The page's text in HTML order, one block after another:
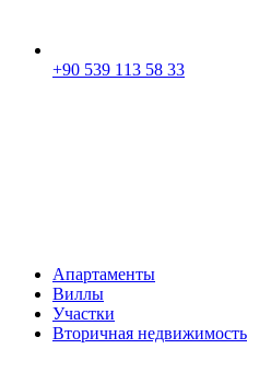
+90 539 113 58 33
Апартаменты
Виллы
Участки
Вторичная недвижимость